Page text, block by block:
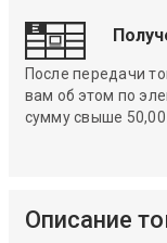
После передачи
вам об этом по
сумму свыше 50,00
Описание